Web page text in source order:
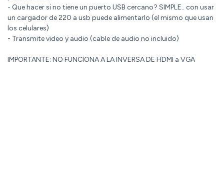
- Que hacer si no tiene un puerto USB cercano? SIMPLE.. con usar
un cargador de 220 a usb puede alimentarlo (el mismo que usan
los celulares)
- Transmite video y audio (cable de audio no incluido)
IMPORTANTE: NO FUNCIONA A LA INVERSA DE HDMI a VGA